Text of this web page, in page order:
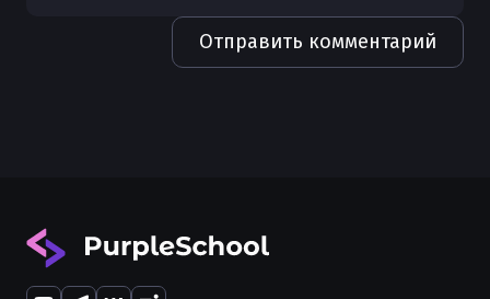
Чистая архитектура в Golang
Каналы (channels) в Golang
Отправить комментарий